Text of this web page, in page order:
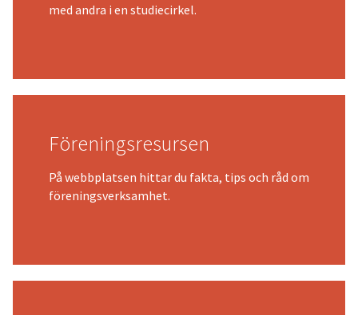
med andra i en studiecirkel.
Föreningsresursen
På webbplatsen hittar du fakta, tips och råd om
föreningsverksamhet.